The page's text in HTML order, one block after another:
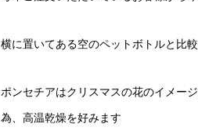
横に置いてある空のペットボトルと比
ポンセチアはクリスマスの花のイメー
為、高温乾燥を好みます